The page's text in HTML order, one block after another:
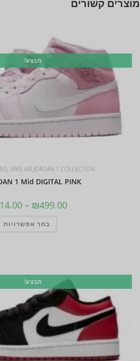
מוצרים קשורים
מבצע!
, NIKE AIR JORDAN 1 COLLECTION
1 Mid DIGITAL PINK
₪499.00
–
בחר אפשרויות
מבצע!